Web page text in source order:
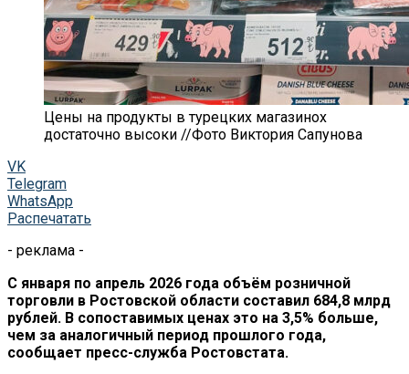
Цены на продукты в турецких магазинох
достаточно высоки //Фото Виктория Сапунова
VK
Telegram
WhatsApp
Распечатать
- реклама -
С января по апрель 2026 года объём розничной
торговли в Ростовской области составил 684,8 млрд
рублей. В сопоставимых ценах это на 3,5% больше,
чем за аналогичный период прошлого года,
сообщает пресс-служба Ростовстата.